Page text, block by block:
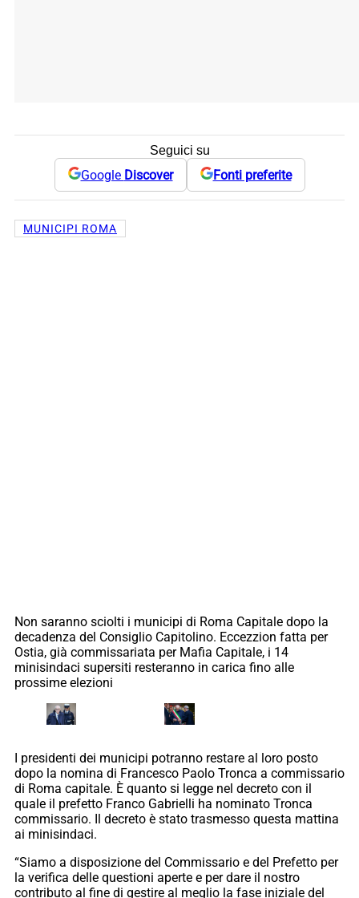
Seguici su
Google Discover Fonti preferite
MUNICIPI ROMA
Non saranno sciolti i municipi di Roma Capitale dopo la
decadenza del Consiglio Capitolino. Eccezzion fatta per
Ostia, già commissariata per Mafia Capitale, i 14
minisindaci supersiti resteranno in carica fino alle
prossime elezioni
I presidenti dei municipi potranno restare al loro posto
dopo la nomina di Francesco Paolo Tronca a commissario
di Roma capitale. È quanto si legge nel decreto con il
quale il prefetto Franco Gabrielli ha nominato Tronca
commissario. Il decreto è stato trasmesso questa mattina
ai minisindaci.
“Siamo a disposizione del Commissario e del Prefetto per
la verifica delle questioni aperte e per dare il nostro
contributo al fine di gestire al meglio la fase iniziale del